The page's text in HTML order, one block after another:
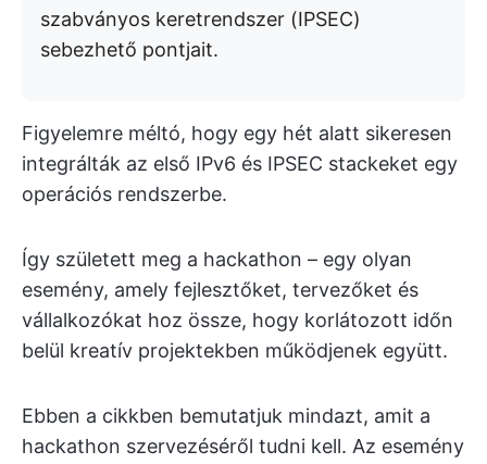
szabványos keretrendszer (IPSEC)
sebezhető pontjait.
Figyelemre méltó, hogy egy hét alatt sikeresen
integrálták az első IPv6 és IPSEC stackeket egy
operációs rendszerbe.
Így született meg a hackathon – egy olyan
esemény, amely fejlesztőket, tervezőket és
vállalkozókat hoz össze, hogy korlátozott időn
belül kreatív projektekben működjenek együtt.
Ebben a cikkben bemutatjuk mindazt, amit a
hackathon szervezéséről tudni kell. Az esemény